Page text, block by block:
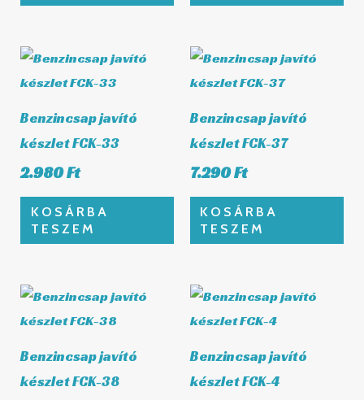
Benzincsap javító
készlet FCK-33
2.980Ft
KOSÁRBA
TESZEM
Benzincsap javító
készlet FCK-37
7.290Ft
KOSÁRBA
TESZEM
Benzincsap javító
készlet FCK-38
Benzincsap javító
készlet FCK-4